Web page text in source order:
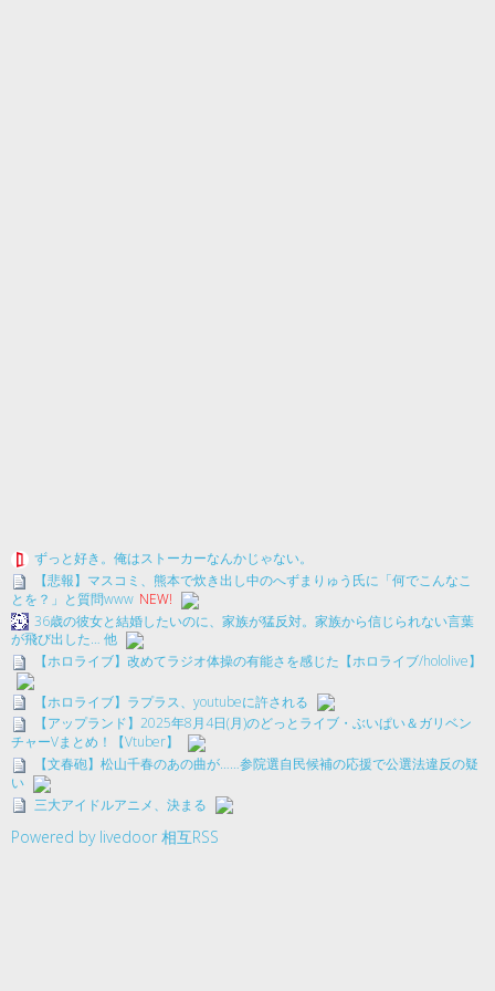
ずっと好き。俺はストーカーなんかじゃない。
【悲報】マスコミ、熊本で炊き出し中のへずまりゅう氏に「何でこんなこ
とを？」と質問www NEW!
36歳の彼女と結婚したいのに、家族が猛反対。家族から信じられない言葉
が飛び出した… 他
【ホロライブ】改めてラジオ体操の有能さを感じた【ホロライブ/hololive】
【ホロライブ】ラプラス、youtubeに許される
【アップランド】2025年8月4日(月)のどっとライブ・ぶいぱい＆ガリベン
チャーVまとめ！【Vtuber】
【文春砲】松山千春のあの曲が……参院選自民候補の応援で公選法違反の疑
い
三大アイドルアニメ、決まる
Powered by livedoor 相互RSS